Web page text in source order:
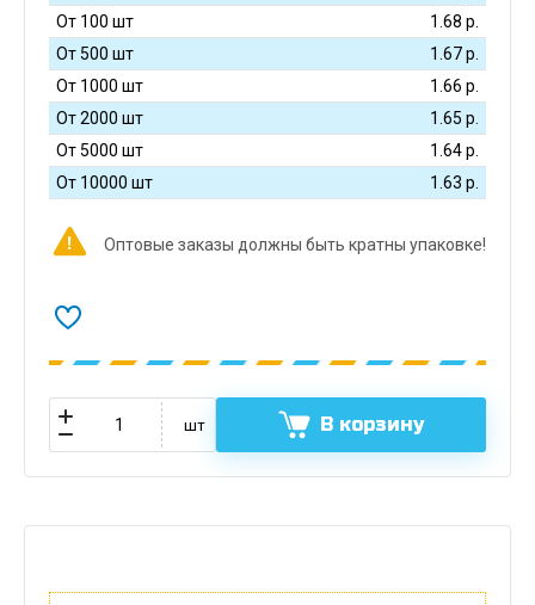
От 100 шт
1.68 р.
От 500 шт
1.67р.
От 1000 шт
1.66 р.
От 2000 шт
1.65 р.
От 5000 шт
1.64р.
От 10000 шт
1.63 р.
Оптовые заказы должны быть кратны упаковке!
шт В корзину